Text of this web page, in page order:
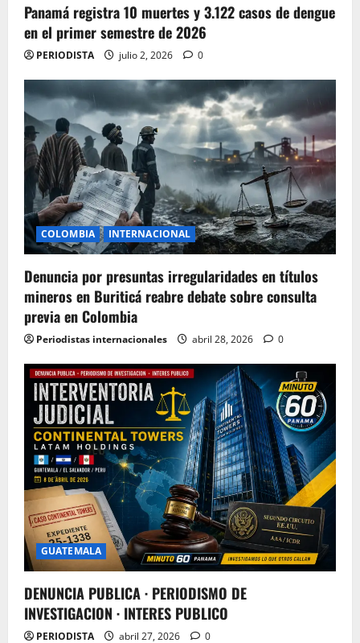
Panamá registra 10 muertes y 3.122 casos de dengue
en el primer semestre de 2026
PERIODISTA julio 2, 2026 0
COLOMBIA INTERNACIONAL
Denuncia por presuntas irregularidades en títulos
mineros en Buriticá reabre debate sobre consulta
previa en Colombia
Periodistas internacionales abril 28, 2026 0
GUATEMALA
DENUNCIA PUBLICA · PERIODISMO DE
INVESTIGACION · INTERES PUBLICO
PERIODISTA abril 27, 2026 0